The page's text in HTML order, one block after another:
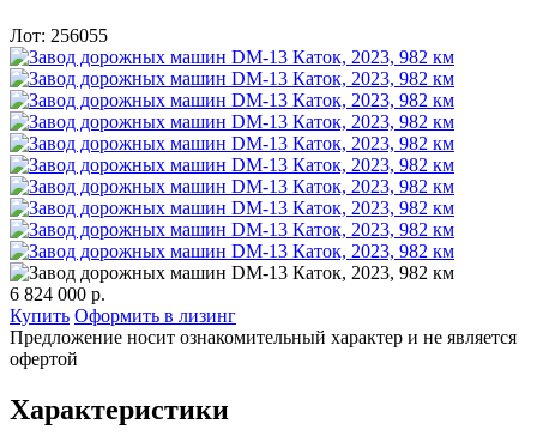
Лот: 256055
6 824 000 р.
Купить Оформить в лизинг
Предложение носит ознакомительный характер и не является
офертой
Характеристики